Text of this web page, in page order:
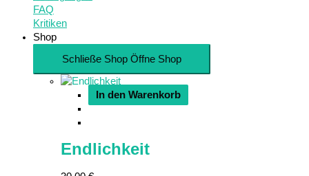
FAQ
Kritiken
Shop
Schließe Shop Öffne Shop
In den Warenkorb
Endlichkeit